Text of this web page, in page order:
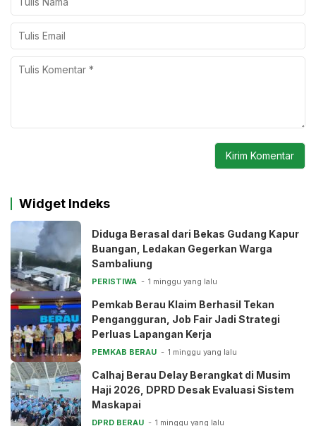
Widget Indeks
Diduga Berasal dari Bekas Gudang Kapur
Buangan, Ledakan Gegerkan Warga
Sambaliung
PERISTIWA 1 minggu yang lalu
Pemkab Berau Klaim Berhasil Tekan
Pengangguran, Job Fair Jadi Strategi
Perluas Lapangan Kerja
PEMKAB BERAU 1 minggu yang lalu
Calhaj Berau Delay Berangkat di Musim
Haji 2026, DPRD Desak Evaluasi Sistem
Maskapai
DPRD BERAU 1 minggu yang lalu